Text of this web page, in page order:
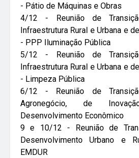
- Pátio de Máquinas e Obras
4/12 - Reunião de
Infraestrutura Rural e Urbana e
- PPP Iluminação Pública
5/12 - Reunião de
Infraestrutura Rural e Urbana e
- Limpeza Pública
6/12 - Reunião de
Agronegócio, de
Desenvolvimento Econômico
9 e 10/12 - Reunião de
Desenvolvimento Urbano e
EMDUR